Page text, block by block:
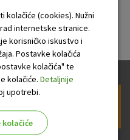
Smart
kolačiće (cookies). Nužni
internetske stranice.
korisničko iskustvo i
Postavke kolačića
kolačića" te
kolačiće. Detaljnije
upotrebi.